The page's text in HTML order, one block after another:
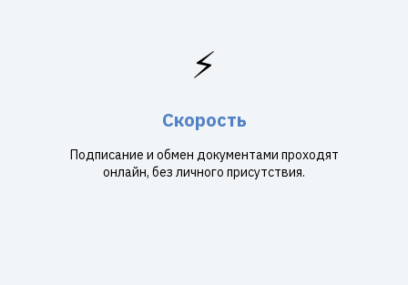
⚡
Скорость
Подписание и обмен документами проходят
онлайн, без личного присутствия.